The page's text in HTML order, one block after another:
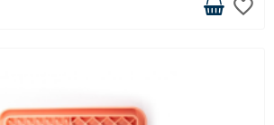
favorite_border